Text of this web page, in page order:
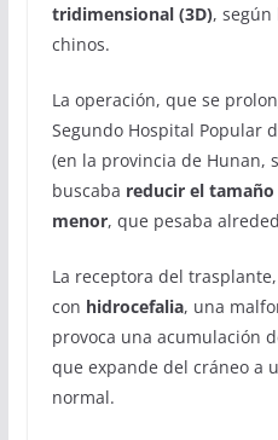
tridimensional (3D), según
chinos.
La operación, que se
Segundo Hospital Popular
(en la provincia de Hunan,
buscaba reducir el tamaño
menor, que pesaba
La receptora del
con hidrocefalia, una
provoca una acumulación
que expande del cráneo a
normal.